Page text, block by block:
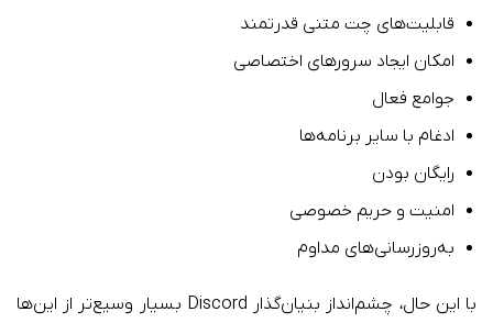
قابلیت‌های چت متنی قدرتمند
امکان ایجاد سرورهای اختصاصی
جوامع فعال
ادغام با سایر برنامه‌ها
رایگان بودن
امنیت و حریم خصوصی
به‌روزرسانی‌های مداوم
با این حال، چشم‌انداز بنیان‌گذار Discord بسیار وسیع‌تر از این‌ها